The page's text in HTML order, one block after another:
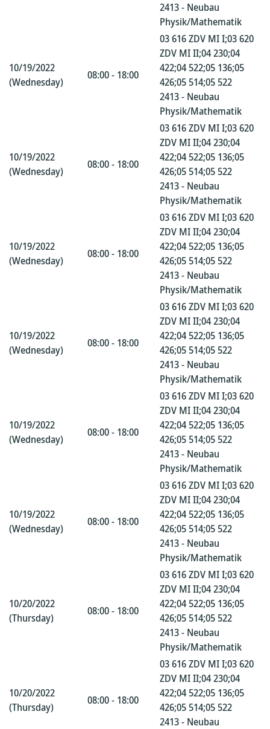
2413 - Neubau
Physik/Mathematik
10/19/2022
(Wednesday)
08:00 - 18:00
03 616 ZDV MI I;03 620
ZDV MI II;04 230;04
422;04 522;05 136;05
426;05 514;05 522
2413 - Neubau
Physik/Mathematik
10/19/2022
(Wednesday)
08:00 - 18:00
03 616 ZDV MI I;03 620
ZDV MI II;04 230;04
422;04 522;05 136;05
426;05 514;05 522
2413 - Neubau
Physik/Mathematik
10/19/2022
(Wednesday)
08:00 - 18:00
03 616 ZDV MI I;03 620
ZDV MI II;04 230;04
422;04 522;05 136;05
426;05 514;05 522
2413 - Neubau
Physik/Mathematik
10/19/2022
(Wednesday)
08:00 - 18:00
03 616 ZDV MI I;03 620
ZDV MI II;04 230;04
422;04 522;05 136;05
426;05 514;05 522
2413 - Neubau
Physik/Mathematik
10/19/2022
(Wednesday)
08:00 - 18:00
03 616 ZDV MI I;03 620
ZDV MI II;04 230;04
422;04 522;05 136;05
426;05 514;05 522
2413 - Neubau
Physik/Mathematik
10/19/2022
(Wednesday)
08:00 - 18:00
03 616 ZDV MI I;03 620
ZDV MI II;04 230;04
422;04 522;05 136;05
426;05 514;05 522
2413 - Neubau
Physik/Mathematik
10/20/2022
(Thursday)
08:00 - 18:00
03 616 ZDV MI I;03 620
ZDV MI II;04 230;04
422;04 522;05 136;05
426;05 514;05 522
2413 - Neubau
Physik/Mathematik
10/20/2022
(Thursday)
08:00 - 18:00
03 616 ZDV MI I;03 620
ZDV MI II;04 230;04
422;04 522;05 136;05
426;05 514;05 522
2413 - Neubau